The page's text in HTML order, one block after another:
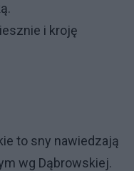
i kroję
to sny nawiedzają
wg Dąbrowskiej.